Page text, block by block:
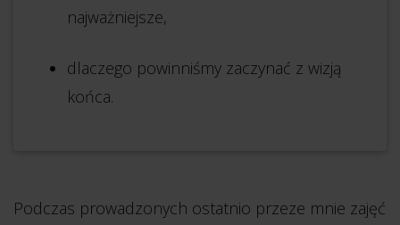
najważniejsze,
dlaczego powinniśmy zaczynać z wizją
końca.
Podczas prowadzonych ostatnio przeze mnie zajęć